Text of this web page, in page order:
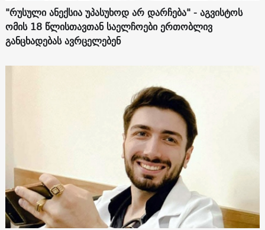
"რუსული ანექსია უპასუხოდ არ დარჩება" - აგვისტოს
ომის 18 წლისთავთან საელჩოები ერთობლივ
განცხადებას ავრცელებენ